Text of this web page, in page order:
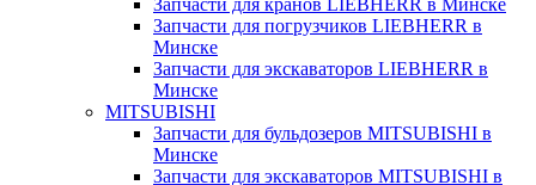
Запчасти для кранов LIEBHERR в Минске
Запчасти для погрузчиков LIEBHERR в
Минске
Запчасти для экскаваторов LIEBHERR в
Минске
MITSUBISHI
Запчасти для бульдозеров MITSUBISHI в
Минске
Запчасти для экскаваторов MITSUBISHI в